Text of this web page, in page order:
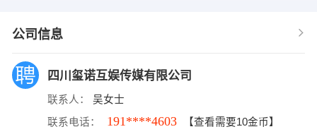
公司信息
四川玺诺互娱传媒有限公司
联系人： 吴女士
联系电话： 191****4603 【查看需要10金币】